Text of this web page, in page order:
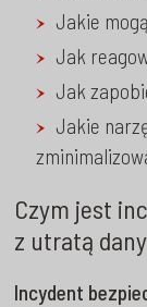
Jakie
Jak
Jak
Jakie
Czym jest
z utratą
Incydent